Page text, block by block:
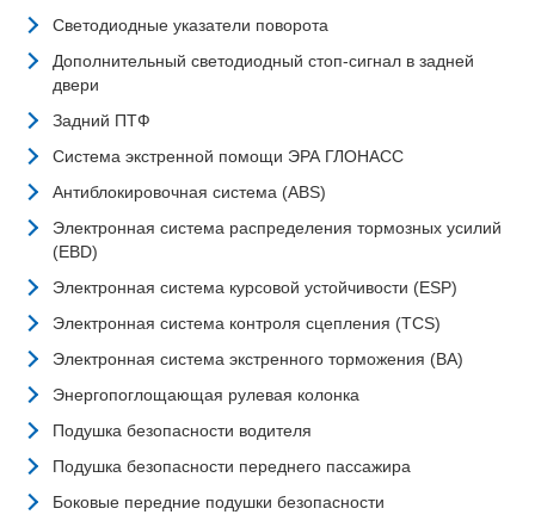
Светодиодные указатели поворота
Дополнительный светодиодный стоп-сигнал в задней
двери
Задний ПТФ
Система экстренной помощи ЭРА ГЛОНАСС
Антиблокировочная система (ABS)
Электронная система распределения тормозных усилий
(EBD)
Электронная система курсовой устойчивости (ESP)
Электронная система контроля сцепления (TCS)
Электронная система экстренного торможения (BA)
Энергопоглощающая рулевая колонка
Подушка безопасности водителя
Подушка безопасности переднего пассажира
Боковые передние подушки безопасности